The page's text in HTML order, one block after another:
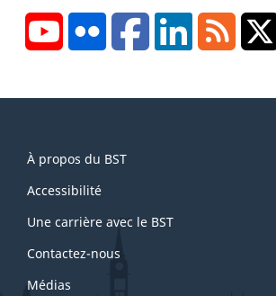
YouTubeFlickr FacebookLinkedInRSS
this
site
À propos du BST
Accessibilité
Une carrière avec le BST
Contactez-nous
Médias